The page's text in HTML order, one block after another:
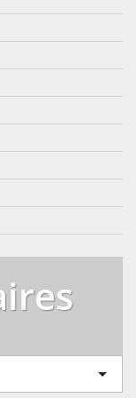
